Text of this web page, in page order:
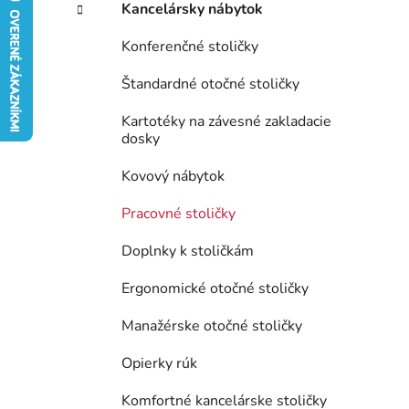
e
Kancelársky nábytok
Konferenčné stoličky
Štandardné otočné stoličky
Kartotéky na závesné zakladacie
dosky
Kovový nábytok
Pracovné stoličky
Doplnky k stoličkám
Ergonomické otočné stoličky
Manažérske otočné stoličky
Opierky rúk
Komfortné kancelárske stoličky